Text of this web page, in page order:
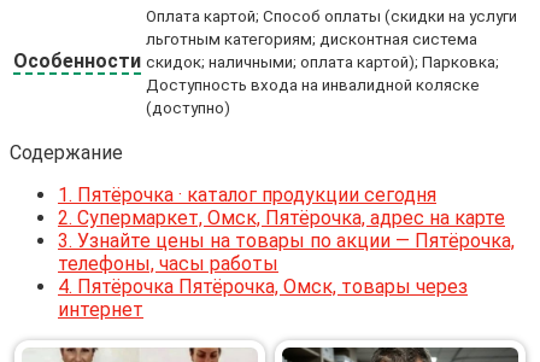
Особенности
Оплата картой; Способ оплаты (скидки на услуги
льготным категориям; дисконтная система
скидок; наличными; оплата картой); Парковка;
Доступность входа на инвалидной коляске
(доступно)
Содержание
1. Пятёрочка · каталог продукции сегодня
2. Супермаркет, Омск, Пятёрочка, адрес на карте
3. Узнайте цены на товары по акции — Пятёрочка,
телефоны, часы работы
4. Пятёрочка Пятёрочка, Омск, товары через
интернет